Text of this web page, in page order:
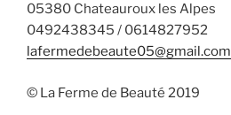
05380 Chateauroux les Alpes
0492438345 / 0614827952
lafermedebeaute05@gmail.com
© La Ferme de Beauté 2019